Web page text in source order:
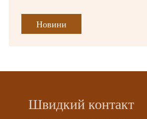
Новини
Швидкий контакт